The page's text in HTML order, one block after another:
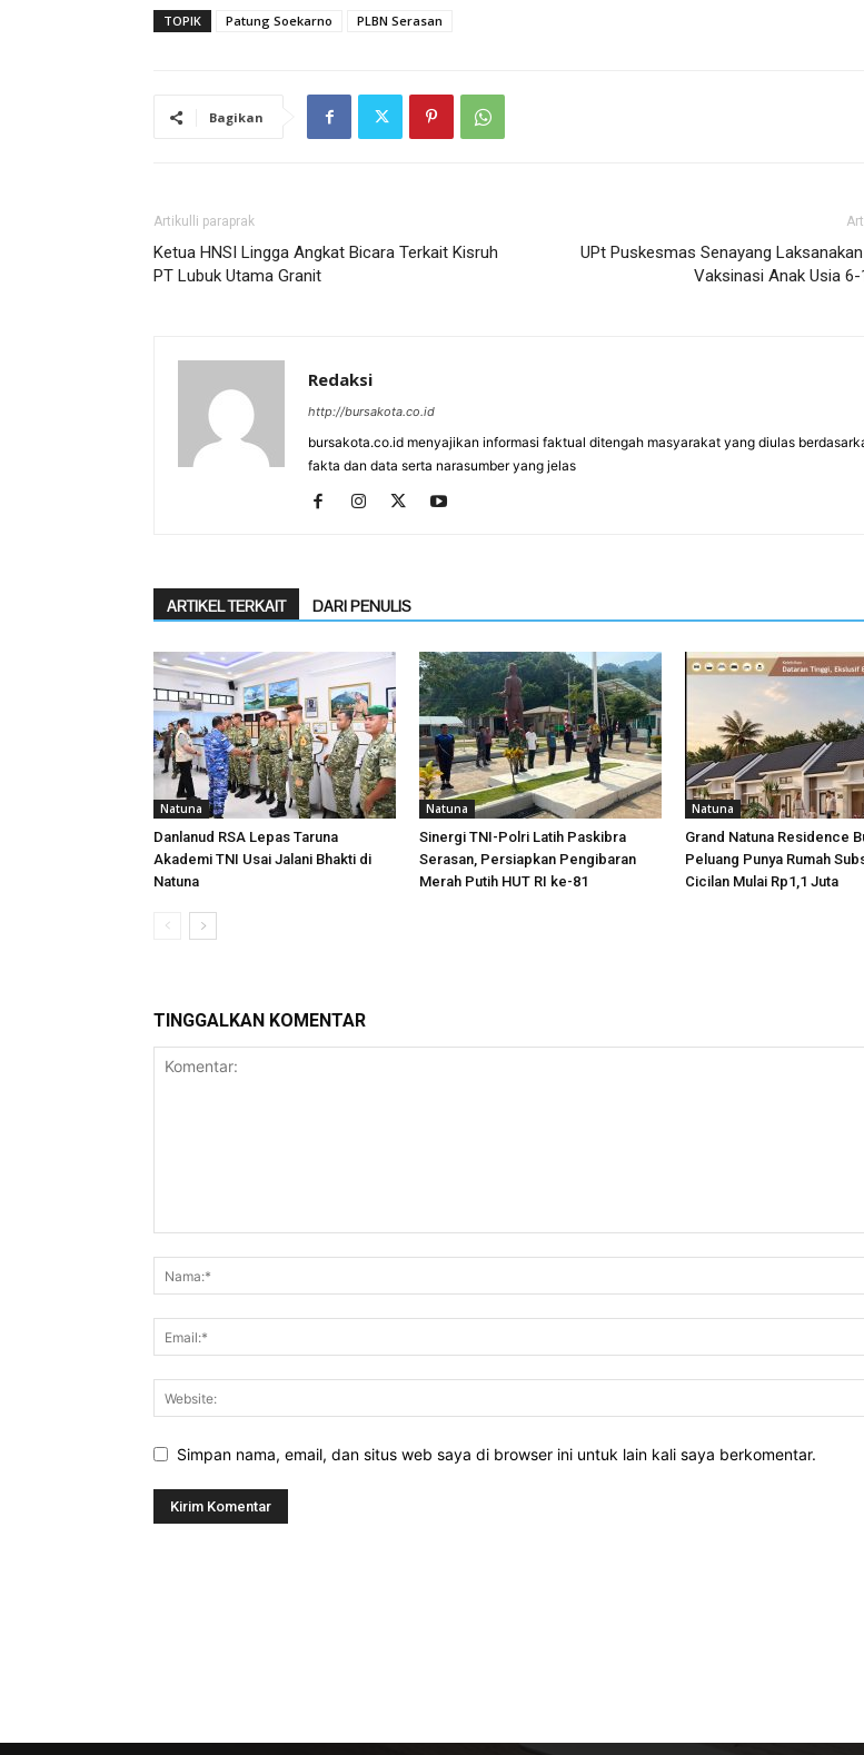
TOPIK Patung Soekarno PLBN Serasan
Bagikan
Artikulli paraprak
Ketua HNSI Lingga Angkat Bicara Terkait Kisruh
PT Lubuk Utama Granit
UPt Puskesmas Senayang
Vaksinasi Anak Usia 6-
Redaksi
http://bursakota.co.id
bursakota.co.id menyajikan informasi faktual ditengah masyarakat yang diulas
fakta dan data serta narasumber yang jelas
ARTIKEL TERKAIT DARI PENULIS
Natuna
Danlanud RSA Lepas Taruna
Akademi TNI Usai Jalani Bhakti di
Natuna
Natuna
Sinergi TNI-Polri Latih Paskibra
Serasan, Persiapkan Pengibaran
Merah Putih HUT RI ke-81
Natuna
Grand Natuna Residence
Peluang Punya Rumah
Cicilan Mulai Rp1,1 Juta
TINGGALKAN KOMENTAR
Simpan nama, email, dan situs web saya di browser ini untuk lain kali saya berkomentar.